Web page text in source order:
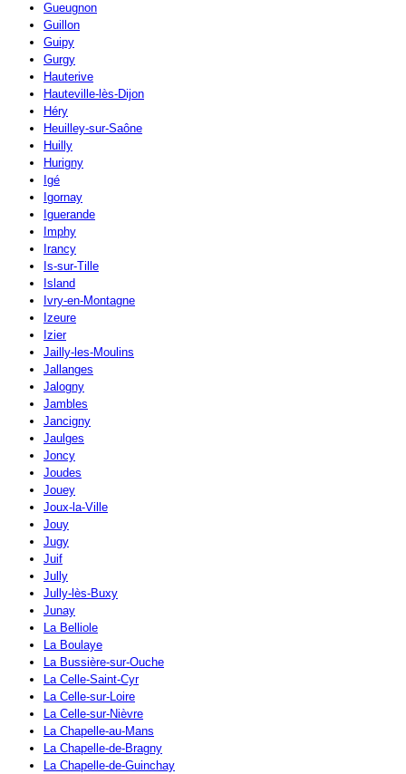
Gueugnon
Guillon
Guipy
Gurgy
Hauterive
Hauteville-lès-Dijon
Héry
Heuilley-sur-Saône
Huilly
Hurigny
Igé
Igornay
Iguerande
Imphy
Irancy
Is-sur-Tille
Island
Ivry-en-Montagne
Izeure
Izier
Jailly-les-Moulins
Jallanges
Jalogny
Jambles
Jancigny
Jaulges
Joncy
Joudes
Jouey
Joux-la-Ville
Jouy
Jugy
Juif
Jully
Jully-lès-Buxy
Junay
La Belliole
La Boulaye
La Bussière-sur-Ouche
La Celle-Saint-Cyr
La Celle-sur-Loire
La Celle-sur-Nièvre
La Chapelle-au-Mans
La Chapelle-de-Bragny
La Chapelle-de-Guinchay